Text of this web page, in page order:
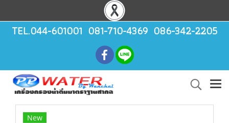
TEL.044-601001 081-710-4369 086-342-2205
New